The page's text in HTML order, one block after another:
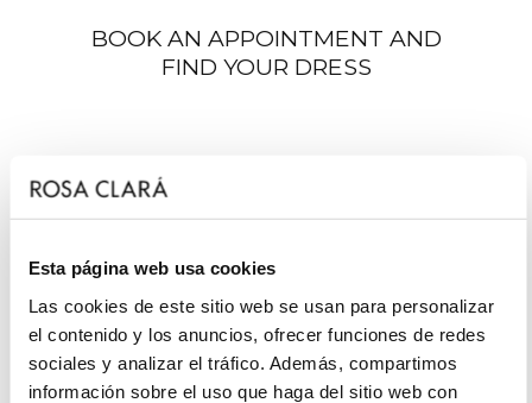
Esta página web usa cookies
Las cookies de este sitio web se usan para personalizar
el contenido y los anuncios, ofrecer funciones de redes
sociales y analizar el tráfico. Además, compartimos
información sobre el uso que haga del sitio web con
BOOK AN APPOINTMENT AND
FIND YOUR DRESS